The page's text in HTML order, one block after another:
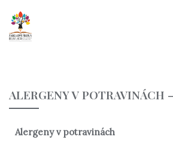
ALERGENY V POTRAVINÁCH
Alergeny v potravinách